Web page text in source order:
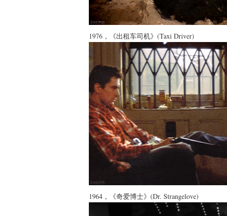
1976，《出租车司机》(Taxi Driver)
1964，《奇爱博士》(Dr. Strangelove)